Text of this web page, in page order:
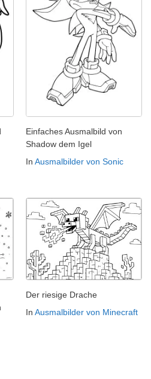
Einfaches Ausmalbild von
Shadow dem Igel
In Ausmalbilder von Sonic
Der riesige Drache
In Ausmalbilder von Minecraft